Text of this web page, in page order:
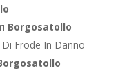
Borgosatollo
Frode In Danno